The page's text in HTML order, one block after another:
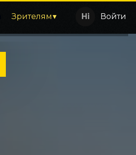
Зрителям Войти